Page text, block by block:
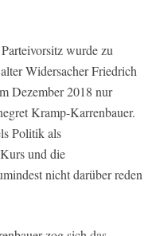
wurde zu
Widersacher Friedrich
Dezember 2018 nur
Kramp-Karrenbauer.
Politik als
und die
nicht darüber reden